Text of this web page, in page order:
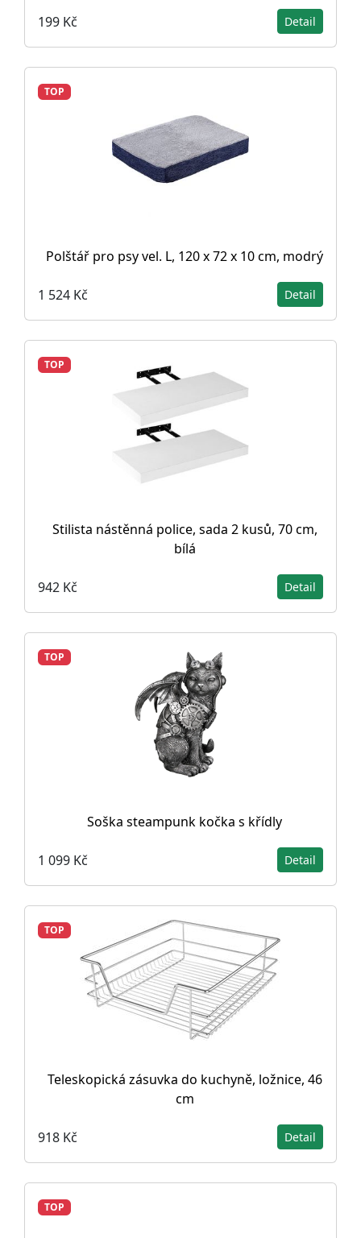
199 Kč Detail
TOP
Polštář pro psy vel. L, 120 x 72 x 10 cm, modrý
1 524 Kč Detail
TOP
Stilista nástěnná police, sada 2 kusů, 70 cm,
bílá
942 Kč Detail
TOP
Soška steampunk kočka s křídly
1 099 Kč Detail
TOP
Teleskopická zásuvka do kuchyně, ložnice, 46
cm
918 Kč Detail
TOP